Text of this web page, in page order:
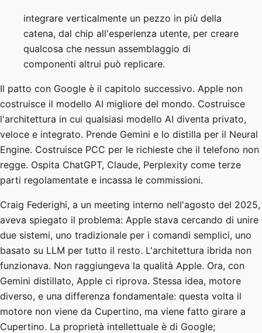
integrare verticalmente un pezzo in più della
catena, dal chip all'esperienza utente, per creare
qualcosa che nessun assemblaggio di
componenti altrui può replicare.
Il patto con Google è il capitolo successivo. Apple non
costruisce il modello AI migliore del mondo. Costruisce
l'architettura in cui qualsiasi modello AI diventa privato,
veloce e integrato. Prende Gemini e lo distilla per il Neural
Engine. Costruisce PCC per le richieste che il telefono non
regge. Ospita ChatGPT, Claude, Perplexity come terze
parti regolamentate e incassa le commissioni.
Craig Federighi, a un meeting interno nell'agosto del 2025,
aveva spiegato il problema: Apple stava cercando di unire
due sistemi, uno tradizionale per i comandi semplici, uno
basato su LLM per tutto il resto. L'architettura ibrida non
funzionava. Non raggiungeva la qualità Apple. Ora, con
Gemini distillato, Apple ci riprova. Stessa idea, motore
diverso, e una differenza fondamentale: questa volta il
motore non viene da Cupertino, ma viene fatto girare a
Cupertino. La proprietà intellettuale è di Google;